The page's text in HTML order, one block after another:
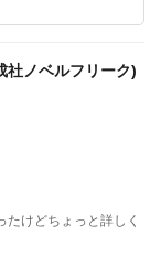
社ノベルフリーク)
けどちょっと詳しく